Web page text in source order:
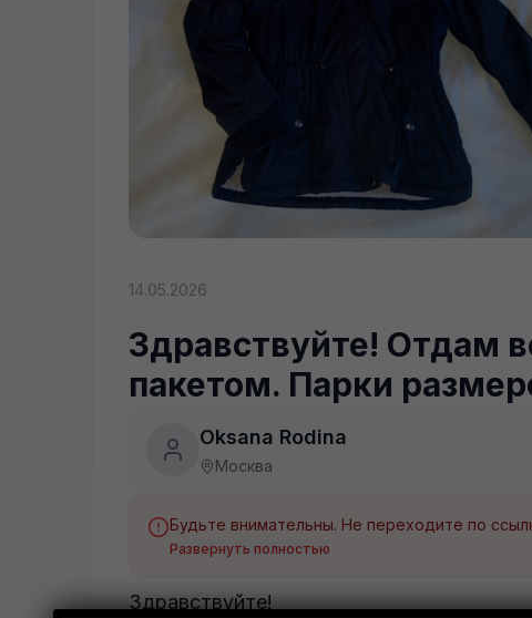
14.05.2026
Здравствуйте! Отдам
пакетом. Парки
Oksana Rodina
Москва
Развернуть полностью
Здравствуйте!